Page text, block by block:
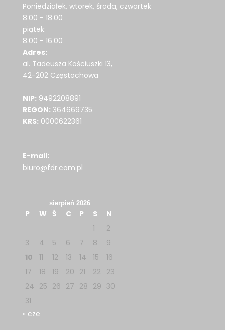
Poniedziałek, wtorek, środa, czwartek
8.00 - 18.00
piątek:
8.00 - 16.00
Adres:
al. Tadeusza Kościuszki 13,
42-202 Częstochowa
NIP: 9492208891
REGON: 364669735
KRS: 0000622361
E-mail:
biuro@fdr.com.pl
sierpień 2026
P W Ś C P S
N
1
2
3
4 5 6 7 8
9
10
11 12 13 14 15
16
17
18 19 20 21 22
23
24 25 26 27 28 29 30
31
« cze